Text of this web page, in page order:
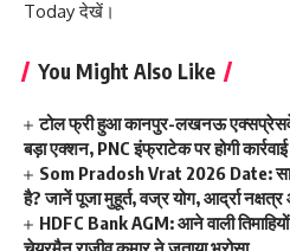
Todayदेखें।
You Might Also Like
टोल फ्री हुआ कानपुर-लखनऊ
बड़ा एक्शन, PNC इंफ्राटेक पर होगी कार्रवाई
Som Pradosh Vrat 2026 Date:
है? जानें पूजा मुहूर्त, वज्र योग, आर्द्रा
HDFC Bank AGM: आने वाली